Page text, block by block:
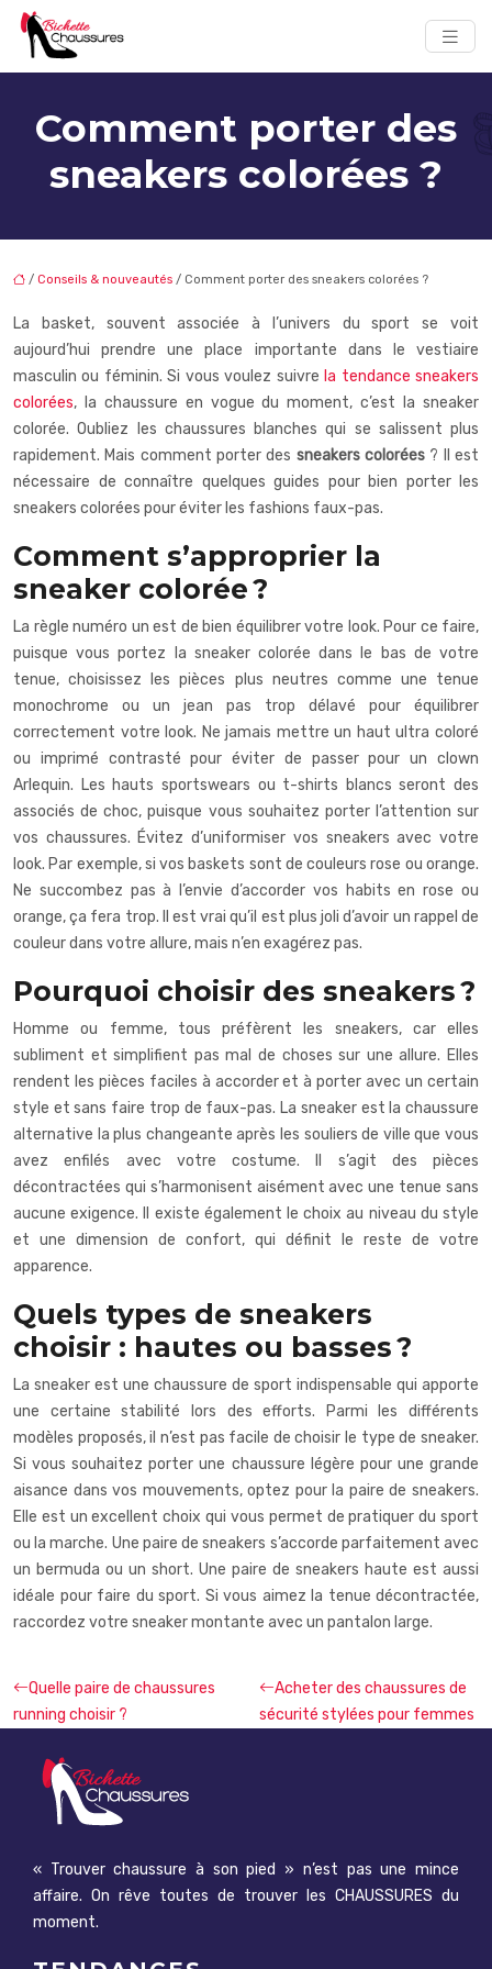
Comment porter des
sneakers colorées ?
/ Conseils & nouveautés / Comment porter des sneakers colorées ?
La basket, souvent associée à l’univers du sport se voit
aujourd’hui prendre une place importante dans le vestiaire
masculin ou féminin. Si vous voulez suivre la tendance sneakers
colorées, la chaussure en vogue du moment, c’est la sneaker
colorée. Oubliez les chaussures blanches qui se salissent plus
rapidement. Mais comment porter des sneakers colorées ? Il est
nécessaire de connaître quelques guides pour bien porter les
sneakers colorées pour éviter les fashions faux-pas.
Comment s’approprier la
sneaker colorée ?
La règle numéro un est de bien équilibrer votre look. Pour ce faire,
puisque vous portez la sneaker colorée dans le bas de votre
tenue, choisissez les pièces plus neutres comme une tenue
monochrome ou un jean pas trop délavé pour équilibrer
correctement votre look. Ne jamais mettre un haut ultra coloré
ou imprimé contrasté pour éviter de passer pour un clown
Arlequin. Les hauts sportswears ou t-shirts blancs seront des
associés de choc, puisque vous souhaitez porter l’attention sur
vos chaussures. Évitez d’uniformiser vos sneakers avec votre
look. Par exemple, si vos baskets sont de couleurs rose ou orange.
Ne succombez pas à l’envie d’accorder vos habits en rose ou
orange, ça fera trop. Il est vrai qu’il est plus joli d’avoir un rappel de
couleur dans votre allure, mais n’en exagérez pas.
Pourquoi choisir des sneakers ?
Homme ou femme, tous préfèrent les sneakers, car elles
subliment et simplifient pas mal de choses sur une allure. Elles
rendent les pièces faciles à accorder et à porter avec un certain
style et sans faire trop de faux-pas. La sneaker est la chaussure
alternative la plus changeante après les souliers de ville que vous
avez enfilés avec votre costume. Il s’agit des pièces
décontractées qui s’harmonisent aisément avec une tenue sans
aucune exigence. Il existe également le choix au niveau du style
et une dimension de confort, qui définit le reste de votre
apparence.
Quels types de sneakers
choisir : hautes ou basses ?
La sneaker est une chaussure de sport indispensable qui apporte
une certaine stabilité lors des efforts. Parmi les différents
modèles proposés, il n’est pas facile de choisir le type de sneaker.
Si vous souhaitez porter une chaussure légère pour une grande
aisance dans vos mouvements, optez pour la paire de sneakers.
Elle est un excellent choix qui vous permet de pratiquer du sport
ou la marche. Une paire de sneakers s’accorde parfaitement avec
un bermuda ou un short. Une paire de sneakers haute est aussi
idéale pour faire du sport. Si vous aimez la tenue décontractée,
raccordez votre sneaker montante avec un pantalon large.
Quelle paire de chaussures
running choisir ?
Acheter des chaussures de
sécurité stylées pour femmes
« Trouver chaussure à son pied » n’est pas une mince
affaire. On rêve toutes de trouver les CHAUSSURES du
moment.